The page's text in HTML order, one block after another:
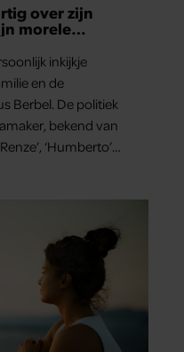
over zijn
morele
inkijkje
en de
Berbel. De politiek
bekend van
‘Humberto’